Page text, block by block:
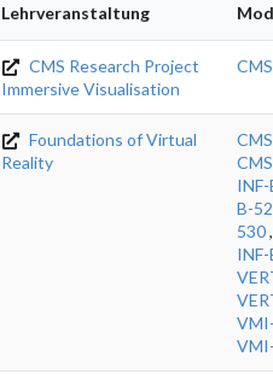
Lehrveranstaltung
CMS Research Project
Immersive Visualisation
Foundations of Virtual
Reality
B-
530